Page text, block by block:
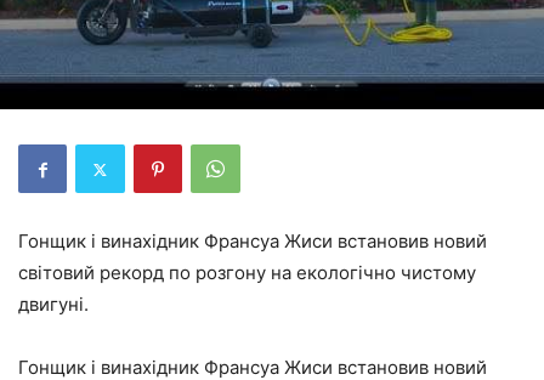
Гонщик і винахідник Франсуа Жиси встановив новий
світовий рекорд по розгону на екологічно чистому
двигуні.
Гонщик і винахідник Франсуа Жиси встановив новий